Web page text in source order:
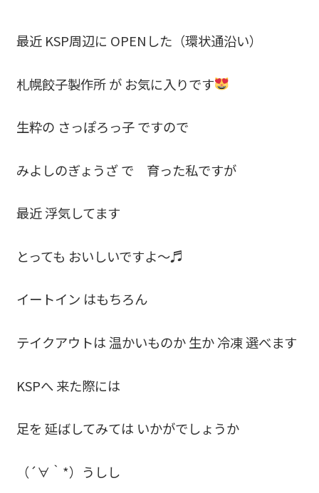
最近 KSP周辺に OPENした（環状通沿い）
札幌餃子製作所 が お気に入りです
生粋の さっぽろっ子 ですので
みよしのぎょうざ で 育った私ですが
最近 浮気してます
とっても おいしいですよ～♬
イートイン はもちろん
テイクアウトは 温かいものか 生か 冷凍 選べます
KSPへ 来た際には
足を 延ばしてみては いかがでしょうか
（´∀｀*）うしし